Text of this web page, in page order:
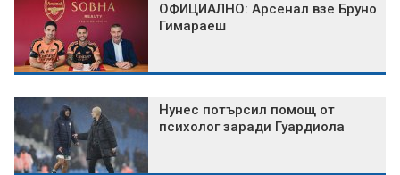
ОФИЦИАЛНО: Арсенал взе Бруно
Гимараеш
Нунес потърсил помощ от
психолог заради Гуардиола